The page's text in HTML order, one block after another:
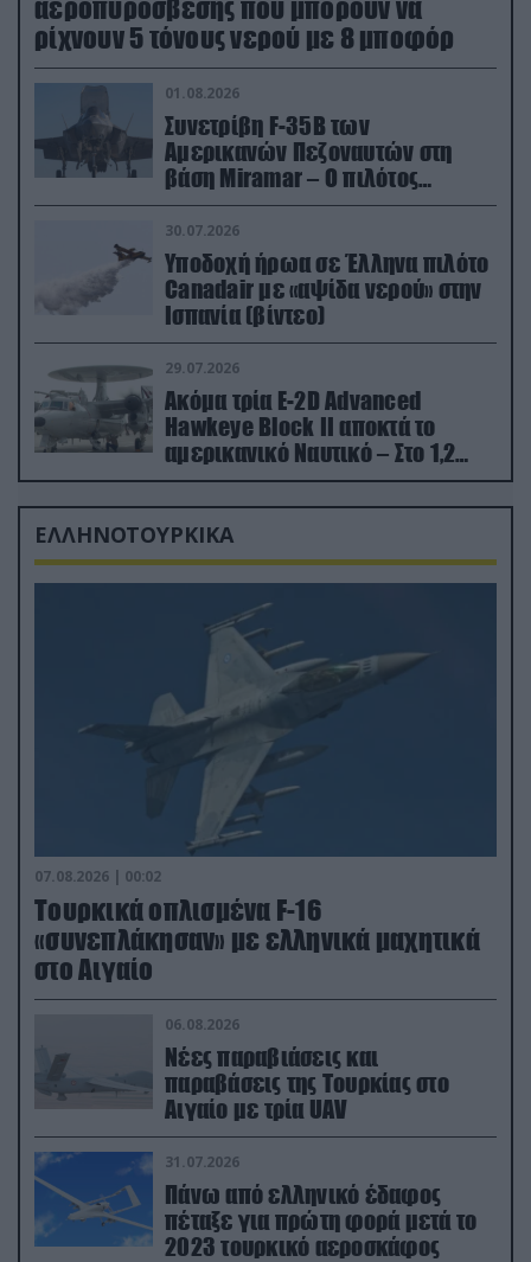
αεροπυρόσβεσης που μπορούν να
ρίχνουν 5 τόνους νερού με 8 μποφόρ
01.08.2026
Συνετρίβη F-35B των
Αμερικανών Πεζοναυτών στη
βάση Miramar – Ο πιλότος
εκτινάχθηκε εγκαίρως
30.07.2026
Υποδοχή ήρωα σε Έλληνα πιλότο
Canadair με «αψίδα νερού» στην
Ισπανία (βίντεο)
29.07.2026
Ακόμα τρία E-2D Advanced
Hawkeye Block II αποκτά το
αμερικανικό Ναυτικό – Στο 1,2
δισ.δολάρια το κόστος
ΕΛΛΗΝΟΤΟΥΡΚΙΚΑ
07.08.2026 | 00:02
Τουρκικά οπλισμένα F-16
«συνεπλάκησαν» με ελληνικά μαχητικά
στο Αιγαίο
06.08.2026
Νέες παραβιάσεις και
παραβάσεις της Τουρκίας στο
Αιγαίο με τρία UAV
31.07.2026
Πάνω από ελληνικό έδαφος
πέταξε για πρώτη φορά μετά το
2023 τουρκικό αεροσκάφος